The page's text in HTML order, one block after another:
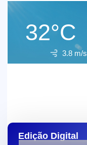
32°C
3.8 m/s
Edição Digital